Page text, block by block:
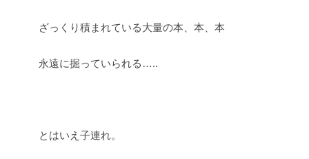
ざっくり積まれている大量の本、本、本
永遠に掘っていられる…..
とはいえ子連れ。